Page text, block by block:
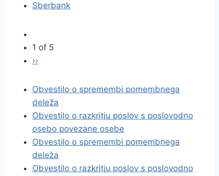
Sberbank
1 of 5
››
Obvestilo o spremembi pomembnega
deleža
Obvestilo o razkritju poslov s poslovodno
osebo povezane osebe
Obvestilo o spremembi pomembnega
deleža
Obvestilo o razkritju poslov s poslovodno